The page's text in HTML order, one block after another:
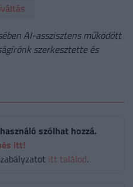
AI-asszisztens működött
szerkesztette és
szólhat hozzá.
itt!
itt találod.